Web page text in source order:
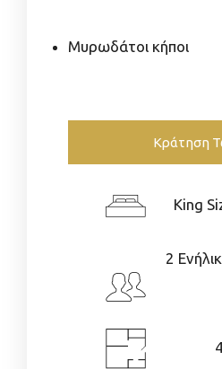
Μυρωδάτοι κήποι
Κράτηση
King
2